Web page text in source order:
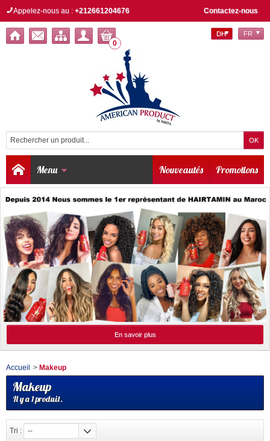
Contactez-nous
Appelez-nous au : +212661204676
0
DH FR
Menu Promotions
Nouveautés
En savoir plus
Accueil > Makeup
Makeup
Il y a 1 produit.
Tri : --